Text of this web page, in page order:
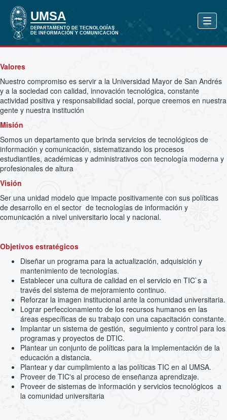
Valores
Nuestro compromiso es servir a la Universidad Mayor de San Andrés
y a la sociedad con calidad, innovación tecnológica, constante
actividad positiva y responsabilidad social, porque creemos en nuestra
gente y nuestra institución
Misión
Somos un departamento que brinda servicios de tecnológicos de
información y comunicación, sistematizando los procesos
estudiantiles, académicas y administrativos con tecnología moderna y
profesionales de altura
Visión
Ser una unidad modelo que impacte positivamente con sus políticas
de desarrollo en el sector de tecnologías de información y
comunicación a nivel universitario local y nacional.
Objetivos estratégicos
Diseñar un programa para la actualización, adquisición y
mantenimiento de tecnologías.
Establecer una cultura de calidad en el servicio en TIC`s a
través del sistema de mejoramiento continuo.
Reforzar la imagen institucional ante la comunidad universitaria.
Lograr perfeccionamiento de los recursos humanos en las
áreas específicas de su trabajo con una capacitación constante.
Implantar un sistema de gestión, seguimiento y control para los
programas y proyectos de DTIC.
Plantear un conjunto de políticas para la implementación de la
educación a distancia.
Plantear y dar cumplimiento a las políticas TIC en al UMSA.
Proveer de TIC's al proceso de enseñanza aprendizaje.
Proveer de sistemas de información y servicios tecnológicos a
la comunidad universitaria